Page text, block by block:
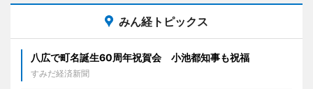
みん経トピックス
八広で町名誕生60周年祝賀会 小池都知事も祝福
すみだ経済新聞